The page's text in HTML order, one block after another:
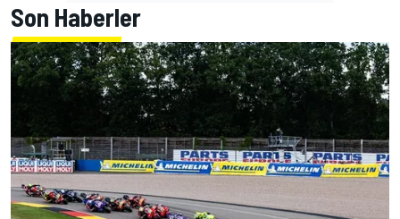
Son Haberler